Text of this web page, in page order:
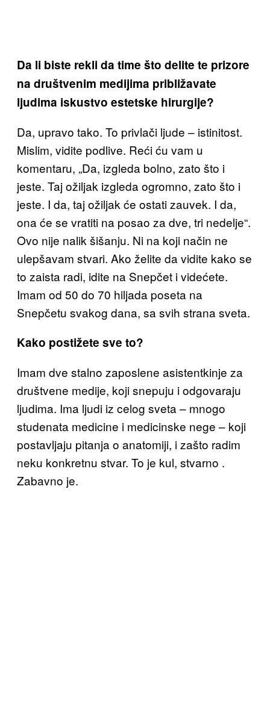
Da li biste rekli da time što delite te prizore
na društvenim medijima približavate
ljudima iskustvo estetske hirurgije?
Da, upravo tako. To privlači ljude – istinitost.
Mislim, vidite podlive. Reći ću vam u
komentaru, „Da, izgleda bolno, zato što i
jeste. Taj ožiljak izgleda ogromno, zato što i
jeste. I da, taj ožiljak će ostati zauvek. I da,
ona će se vratiti na posao za dve, tri nedelje“.
Ovo nije nalik šišanju. Ni na koji način ne
ulepšavam stvari. Ako želite da vidite kako se
to zaista radi, idite na Snepčet i videćete.
Imam od 50 do 70 hiljada poseta na
Snepčetu svakog dana, sa svih strana sveta.
Kako postižete sve to?
Imam dve stalno zaposlene asistentkinje za
društvene medije, koji snepuju i odgovaraju
ljudima. Ima ljudi iz celog sveta – mnogo
studenata medicine i medicinske nege – koji
postavljaju pitanja o anatomiji, i zašto radim
neku konkretnu stvar. To je kul, stvarno .
Zabavno je.